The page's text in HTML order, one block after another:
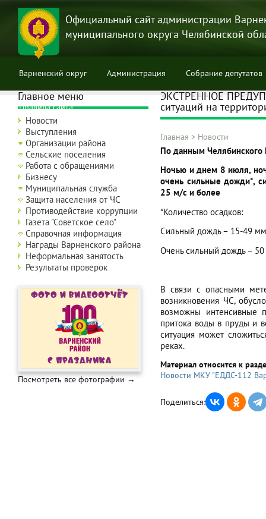
Перейти
основному
содержанию
Официальный сайт администрации
муниципального округа Челябинской
Варненский округ Администрация Собрание депутатов
Правила сайта
ЭКСТРЕННОЕ
ситуаций на
Строка
навигации
Главная > Новости
По данным
Ночью и днем 8 июля,
очень сильные дожди*,
25 м/с и более
*Количество осадков:
Сильный дождь – 15-49 мм
Очень сильный дождь –
В связи с опасными
возникновения ЧС,
возможны интенсивные
притока воды в пруды и
ситуация может
реках.
Материал относится к
Новости МКУ "ЕДДС-112
Поделиться:
Главное меню
Новости
Выступления
Организации района
Сельские поселения
Работа с обращениями
Бизнесу
Муниципальная служба
Защита населения от ЧС
Противодействие коррупции
Газета "Советское село"
Справочная информация
Награды Варненского района
Неформальная занятость
Результаты проверок
Посмотреть все фотографии →